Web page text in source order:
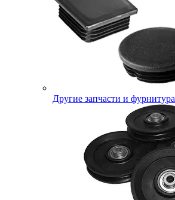
Другие запчасти и фурнитура